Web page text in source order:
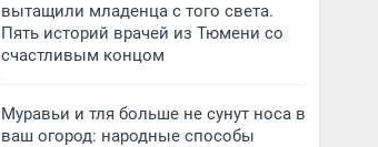
вытащили младенца с того света.
Пять историй врачей из Тюмени со
счастливым концом
Муравьи и тля больше не сунут носа в
ваш огород: народные способы